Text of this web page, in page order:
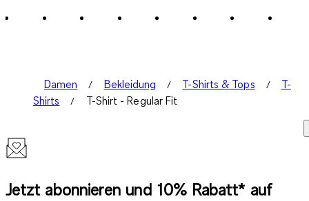
Damen Bekleidung T-Shirts & Tops
T-
Shirts
T-Shirt - Regular Fit
Jetzt abonnieren und 10% Rabatt* auf